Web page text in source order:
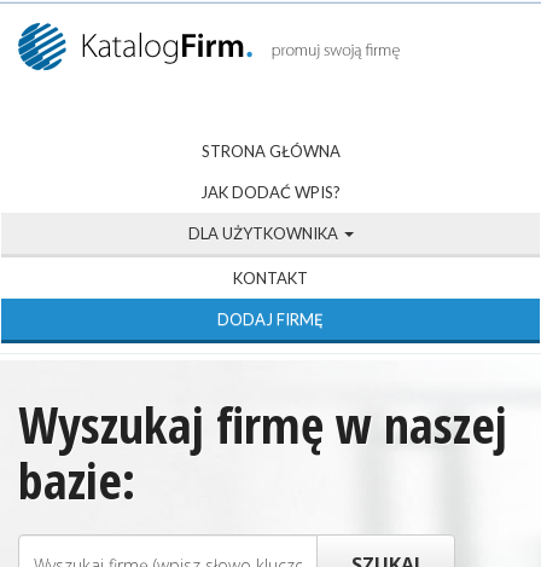
STRONA GŁÓWNA
JAK DODAĆ WPIS?
DLA UŻYTKOWNIKA
KONTAKT
DODAJ FIRMĘ
Wyszukaj firmę w naszej
bazie: